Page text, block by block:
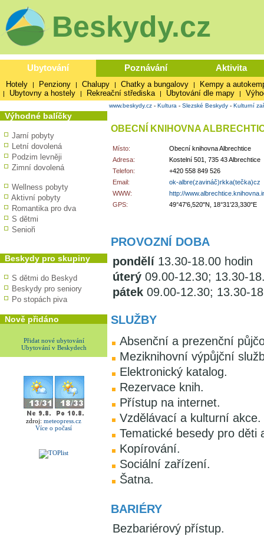
Beskydy.cz
Ubytování Poznávání Aktivita
Hotely | Penziony | Chalupy | Chatky a bungalovy | Kempy a
| Ubytovny a hostely | Rekreační střediska | Ubytování dle mapy |
Výhodné balíčky
Jarní pobyty
Letní dovolená
Podzim levněji
Zimní dovolená
Wellness pobyty
Aktivní pobyty
Romantika pro dva
S dětmi
Senioři
Beskydy pro skupiny
S dětmi do Beskyd
Beskydy pro seniory
Po stopách piva
Nově přidáno
Přidat nové ubytování
Ubytování v Beskydech
zdroj: meteopress.cz
Více o počasí
www.beskydy.cz - Kultura - Slezské Beskydy - Kulturní
OBECNÍ KNIHOVNA
Místo:
Obecní knihovna Albrechtice
Adresa:
Kostelní 501, 735 43 Albrechtice
Telefon:
+420 558 849 526
Email:
ok-albre(zavináč)rkka(tečka)cz
WWW:
http://
GPS:
49°47'6,520"N, 18°31'23,330"E
PROVOZNÍ DOBA
pondělí 13.30-18.00 hodin
úterý 09.00-12.30; 13.30-
pátek 09.00-12.30; 13.30-
SLUŽBY
Absenční a prezenční
Meziknihovní výpůjční
Elektronický katalog.
Rezervace knih.
Přístup na internet.
Vzdělávací a kulturní akce.
Tematické besedy pro děti
Kopírování.
Sociální zařízení.
Šatna.
BARIÉRY
Bezbariérový přístup.